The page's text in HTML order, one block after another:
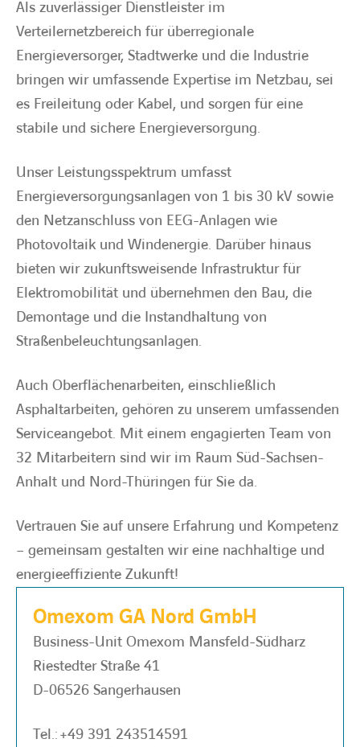
BARRIEREFREIHEIT
Als zuverlässiger Dienstleister im
Verteilernetzbereich für überregionale
Energieversorger, Stadtwerke und die Industrie
bringen wir umfassende Expertise im Netzbau, sei
es Freileitung oder Kabel, und sorgen für eine
stabile und sichere Energieversorgung.
Unser Leistungsspektrum umfasst
Energieversorgungsanlagen von 1 bis 30 kV sowie
den Netzanschluss von EEG-Anlagen wie
Photovoltaik und Windenergie. Darüber hinaus
bieten wir zukunftsweisende Infrastruktur für
Elektromobilität und übernehmen den Bau, die
Demontage und die Instandhaltung von
Straßenbeleuchtungsanlagen.
Auch Oberflächenarbeiten, einschließlich
Asphaltarbeiten, gehören zu unserem umfassenden
Serviceangebot. Mit einem engagierten Team von
32 Mitarbeitern sind wir im Raum Süd-Sachsen-
Anhalt und Nord-Thüringen für Sie da.
Vertrauen Sie auf unsere Erfahrung und Kompetenz
– gemeinsam gestalten wir eine nachhaltige und
energieeffiziente Zukunft!
Omexom GA Nord GmbH
Business-Unit Omexom Mansfeld-Südharz
Riestedter Straße 41
D-06526 Sangerhausen
Tel.:+49 391 243514591